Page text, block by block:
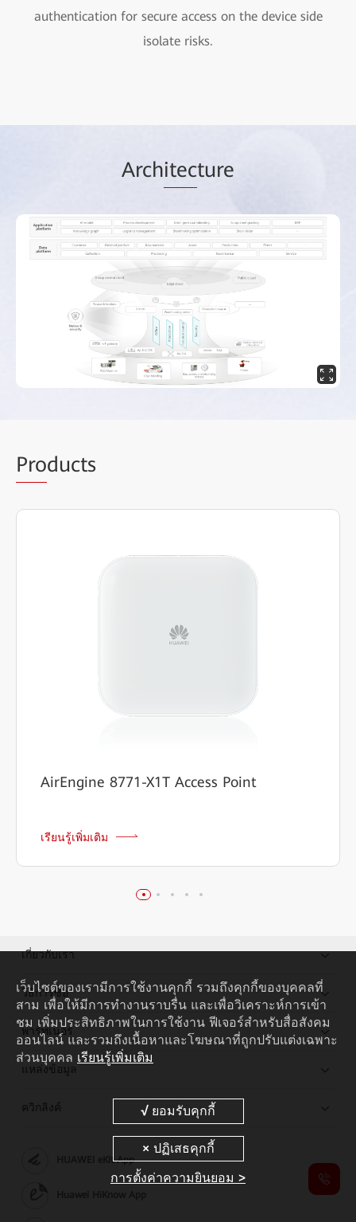
authentication for secure access on the device side
isolate risks.
Architecture
Products
AirEngine 8771-X1T Access Point
เรียนรู้เพิ่มเติม
เกี่ยวกับเรา
วิธีการซื้อ
พาร์ทเนอร์
แหล่งข้อมูล
ควิกลิงค์
HUAWEI eKit App
เว็บไซต์ของเรามีการใช้งานคุกกี้ รวมถึงคุกกี้ของบุคคลที่
สาม เพื่อให้มีการทำงานราบรื่น และเพื่อวิเคราะห์การเข้า
ชม เพิ่มประสิทธิภาพในการใช้งาน ฟีเจอร์สำหรับสื่อสังคม
ออนไลน์ และรวมถึงเนื้อหาและโฆษณาที่ถูกปรับแต่งเฉพาะ
ส่วนบุคคล เรียนรู้เพิ่มเติม
การตั้งค่าความยินยอม >